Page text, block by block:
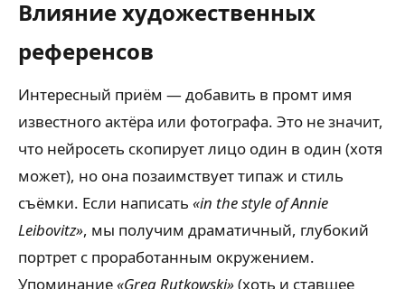
Влияние художественных
референсов
Интересный приём — добавить в промт имя
известного актёра или фотографа. Это не значит,
что нейросеть скопирует лицо один в один (хотя
может), но она позаимствует типаж и стиль
съёмки. Если написать «in the style of Annie
Leibovitz», мы получим драматичный, глубокий
портрет с проработанным окружением.
Упоминание«Greg Rutkowski»(хоть и ставшее